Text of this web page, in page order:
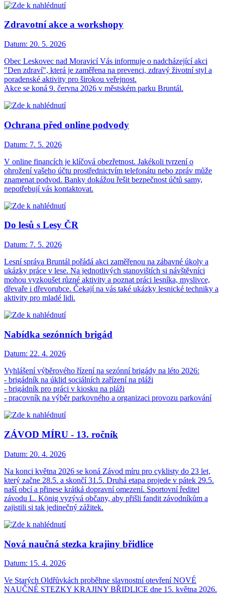
Zdravotní akce a workshopy
Datum: 20. 5. 2026
Obec Leskovec nad Moravicí Vás informuje o nadcházející akci
"Den zdraví", která je zaměřena na prevenci, zdravý životní styl a
poradenské aktivity pro širokou veřejnost.
Akce se koná 9. června 2026 v městském parku Bruntál.
Ochrana před online podvody
Datum: 7. 5. 2026
V online financích je klíčová obezřetnost. Jakékoli tvrzení o
ohrožení vašeho účtu prostřednictvím telefonátu nebo zpráv může
znamenat podvod. Banky dokážou řešit bezpečnost účtů samy,
nepotřebují vás kontaktovat.
Do lesů s Lesy ČR
Datum: 7. 5. 2026
Lesní správa Bruntál pořádá akci zaměřenou na zábavné úkoly a
ukázky práce v lese. Na jednotlivých stanovištích si návštěvníci
mohou vyzkoušet různé aktivity a poznat práci lesníka, myslivce,
dřevaře i dřevorubce. Čekají na vás také ukázky lesnické techniky a
aktivity pro mladé lidi.
Nabídka sezónních brigád
Datum: 22. 4. 2026
Vyhlášení výběrového řízení na sezónní brigády na léto 2026:
- brigádník na úklid sociálních zařízení na pláži
- brigádník pro práci v kiosku na pláži
- pracovník na výběr parkovného a organizaci provozu parkování
ZÁVOD MÍRU - 13. ročník
Datum: 20. 4. 2026
Na konci května 2026 se koná Závod míru pro cyklisty do 23 let,
který začne 28.5. a skončí 31.5. Druhá etapa projede v pátek 29.5.
naší obcí a přinese krátká dopravní omezení. Sportovní ředitel
závodu L. König vyzývá občany, aby přišli fandit závodníkům a
zajistili si tak jedinečný zážitek.
Nová naučná stezka krajiny břidlice
Datum: 15. 4. 2026
Ve Starých Oldřůvkách proběhne slavnostní otevření NOVÉ
NAUČNÉ STEZKY KRAJINY BŘIDLICE dne 15. května 2026.